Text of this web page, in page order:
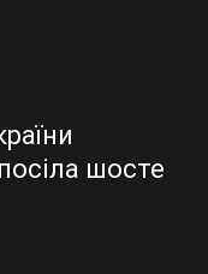
шосте